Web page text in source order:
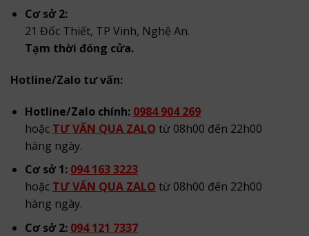
Cơ sở 2:
21 Đốc Thiết, TP Vinh, Nghệ An.
Tạm thời đóng cửa.
Hotline/Zalo tư vấn:
Hotline/Zalo chính: 0984 904 269
hoặc TƯ VẤN QUA ZALO từ 08h00 đến 22h00
hàng ngày.
Cơ sở 1: 094 163 3223
hoặc TƯ VẤN QUA ZALO từ 08h00 đến 22h00
hàng ngày.
Cơ sở 2: 094 121 7337